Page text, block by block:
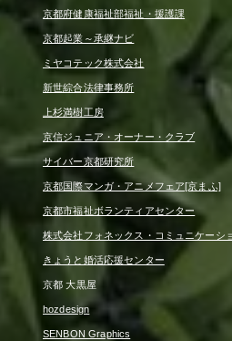
京都府健康福祉部福祉・援護課
京都起業～承継ナビ
ミヤコテック株式会社
新世綜合法律事務所
上杉満樹工房
京信ジュニア・オーナー・クラブ
サイバー京都研究所
京都国際マンガ・アニメフェア[京まふ]
京都市福祉ボランティアセンター
株式会社フォネックス・コミュニケーシ
きょうと婚活応援センター
京都 大黒屋
hozdesign
SENBON Graphics